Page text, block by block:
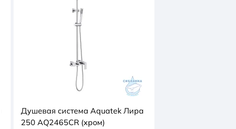
Душевая система Aquatek Лира
250 AQ2465CR (хром)